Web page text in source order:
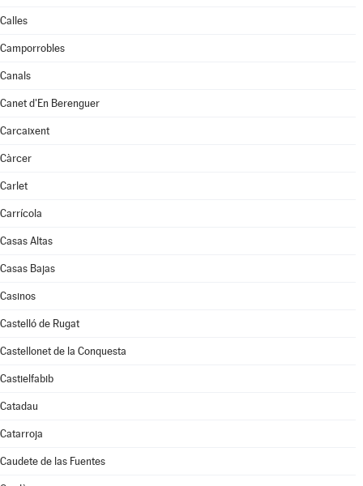
Calles
Camporrobles
Canals
Canet d'En Berenguer
Carcaixent
Càrcer
Carlet
Carrícola
Casas Altas
Casas Bajas
Casinos
Castelló de Rugat
Castellonet de la Conquesta
Castielfabib
Catadau
Catarroja
Caudete de las Fuentes